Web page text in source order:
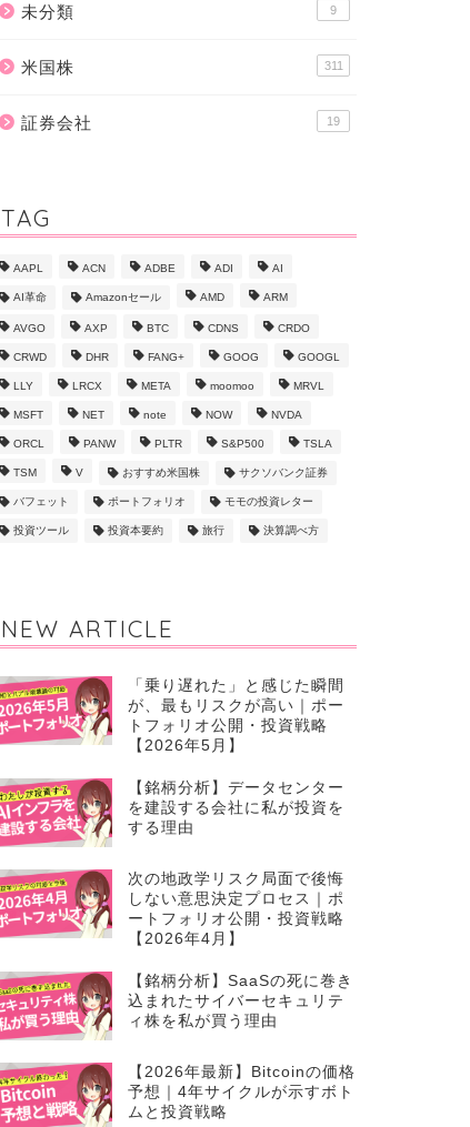
未分類 9
米国株 311
証券会社 19
TAG
AAPL ACN ADBE ADI AI
AI革命 Amazonセール AMD ARM
AVGO AXP BTC CDNS CRDO
CRWD DHR FANG+ GOOG GOOGL
LLY LRCX META moomoo MRVL
MSFT NET note NOW NVDA
ORCL PANW PLTR S&P500 TSLA
TSM V おすすめ米国株 サクソバンク証券
バフェット ポートフォリオ モモの投資レター
投資ツール 投資本要約 旅行 決算調べ方
NEW ARTICLE
「乗り遅れた」と感じた瞬間
が、最もリスクが高い｜ポー
トフォリオ公開・投資戦略
【2026年5月】
【銘柄分析】データセンター
を建設する会社に私が投資を
する理由
次の地政学リスク局面で後悔
しない意思決定プロセス｜ポ
ートフォリオ公開・投資戦略
【2026年4月】
【銘柄分析】SaaSの死に巻き
込まれたサイバーセキュリテ
ィ株を私が買う理由
【2026年最新】Bitcoinの価格
予想｜4年サイクルが示すボト
ムと投資戦略